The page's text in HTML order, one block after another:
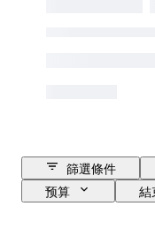
篩選條件
预算
結